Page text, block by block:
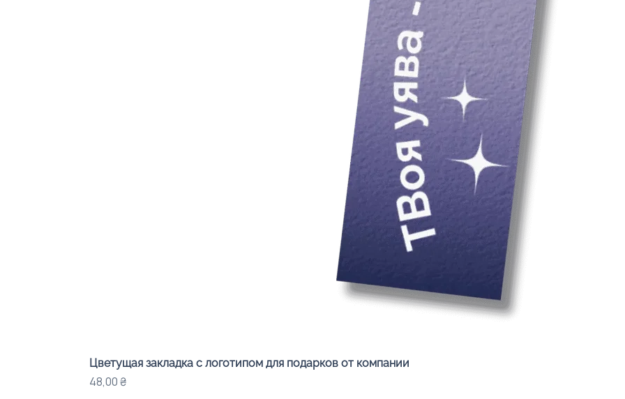
Цветущая закладка с логотипом для подарков от компании
Цена
48,00 ₴